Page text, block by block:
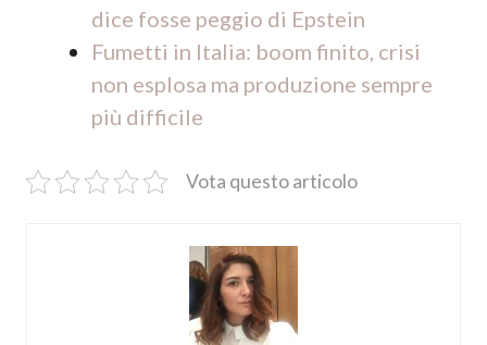
dice fosse peggio di Epstein
Fumetti in Italia: boom finito, crisi
non esplosa ma produzione sempre
più difficile
Vota questo articolo